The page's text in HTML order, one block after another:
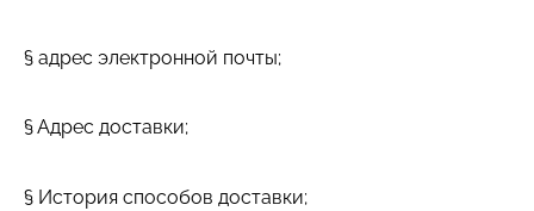
§ адрес электронной почты;
§ Адрес доставки;
§ История способов доставки;